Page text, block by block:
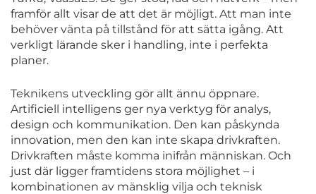
framför allt visar de att det är möjligt. Att man inte
behöver vänta på tillstånd för att sätta igång. Att
verkligt lärande sker i handling, inte i perfekta
planer.
Teknikens utveckling gör allt ännu öppnare.
Artificiell intelligens ger nya verktyg för analys,
design och kommunikation. Den kan påskynda
innovation, men den kan inte skapa drivkraften.
Drivkraften måste komma inifrån människan. Och
just där ligger framtidens stora möjlighet – i
kombinationen av mänsklig vilja och teknisk